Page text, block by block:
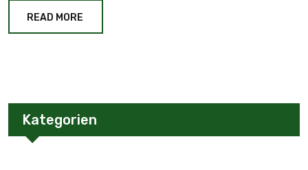
READ MORE
Kategorien